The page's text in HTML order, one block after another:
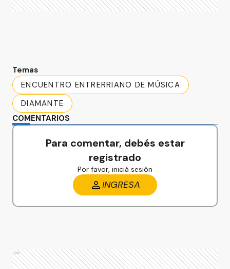
Temas
ENCUENTRO ENTRERRIANO DE MÚSICA
DIAMANTE
COMENTARIOS
Para comentar, debés estar
registrado
Por favor, iniciá sesión
INGRESA
Ads